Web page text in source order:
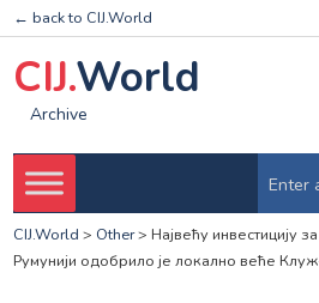
← back to CIJ.World
CIJ.World
Archive
CIJ.World > Other> Највећу инвестицију
Румунији одобрило је локално веће